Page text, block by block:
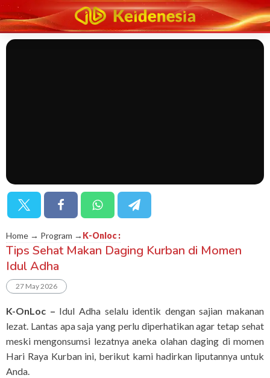
Home → Program → K-Onloc:
Tips Sehat Makan Daging Kurban di Momen
Idul Adha
27 May 2026
K-OnLoc – Idul Adha selalu identik dengan sajian makanan
lezat. Lantas apa saja yang perlu diperhatikan agar tetap sehat
meski mengonsumsi lezatnya aneka olahan daging di momen
Hari Raya Kurban ini, berikut kami hadirkan liputannya untuk
Anda.